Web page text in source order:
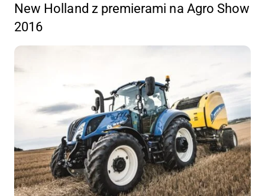
New Holland z premierami na Agro Show
2016